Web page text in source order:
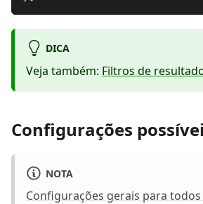
DICA
Veja também: Filtros de
Configurações
NOTA
Configurações gerais para